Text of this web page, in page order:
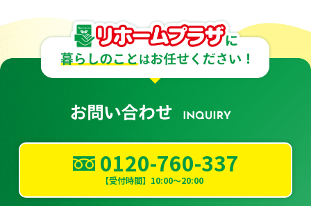
0120-760-337
【受付時間】10:00～20:00